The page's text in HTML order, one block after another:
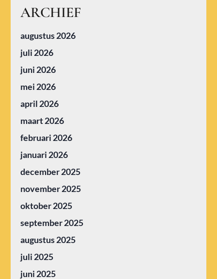
ARCHIEF
augustus 2026
juli 2026
juni 2026
mei 2026
april 2026
maart 2026
februari 2026
januari 2026
december 2025
november 2025
oktober 2025
september 2025
augustus 2025
juli 2025
juni 2025